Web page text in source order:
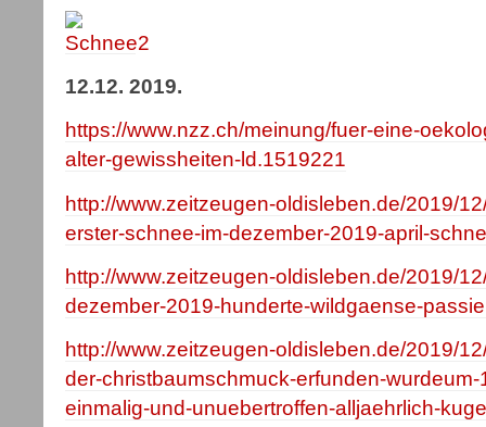
12.12. 2019.
https://www.nzz.ch/meinung/fuer-eine-
alter-gewissheiten-ld.1519221
http://www.zeitzeugen-oldisleben.de/2019/
erster-schnee-im-dezember-2019-april-
http://www.zeitzeugen-oldisleben.de/2019/
dezember-2019-hunderte-wildgaense-
http://www.zeitzeugen-oldisleben.de/2019/
der-christbaumschmuck-erfunden-
einmalig-und-unuebertroffen-alljaehrlich-